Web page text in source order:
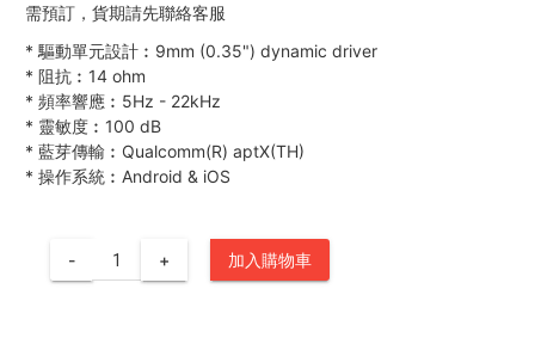
需預訂，貨期請先聯絡客服
* 驅動單元設計︰9mm (0.35") dynamic driver
* 阻抗︰14 ohm
* 頻率響應︰5Hz - 22kHz
* 靈敏度︰100 dB
* 藍芽傳輸︰Qualcomm(R) aptX(TH)
* 操作系統︰Android & iOS
- + 加入購物車